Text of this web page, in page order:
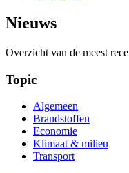
Nieuws
Overzicht van de meest
Topic
Algemeen
Brandstoffen
Economie
Klimaat & milieu
Transport